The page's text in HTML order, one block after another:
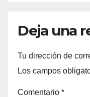
Deja una
Tu dirección de
Los campos
Comentario *